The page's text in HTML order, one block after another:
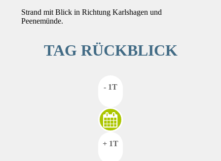
Strand mit Blick in Richtung Karlshagen und
Peenemünde.
TAG RÜCKBLICK
- 1T
+ 1T